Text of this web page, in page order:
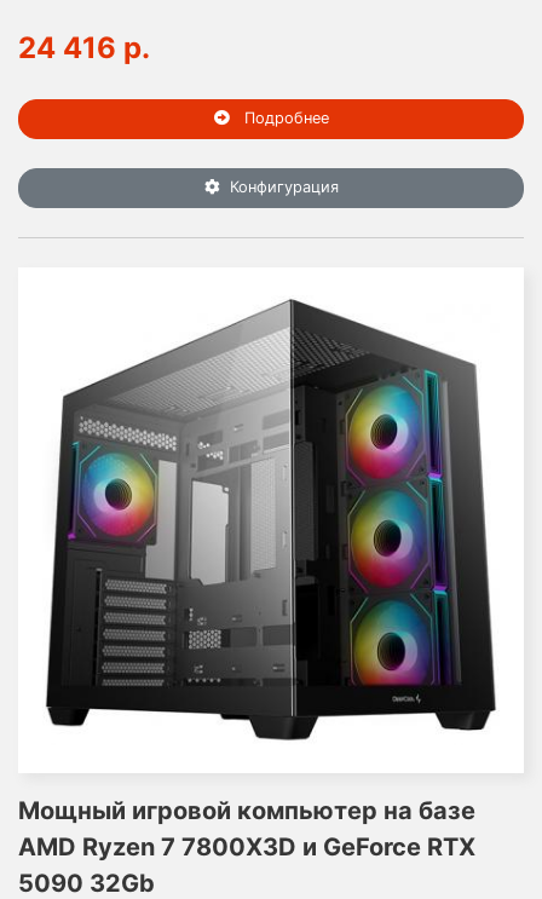
24 416 р.
Подробнее
Конфигурация
Мощный игровой компьютер на базе
AMD Ryzen 7 7800X3D и GeForce RTX
5090 32Gb